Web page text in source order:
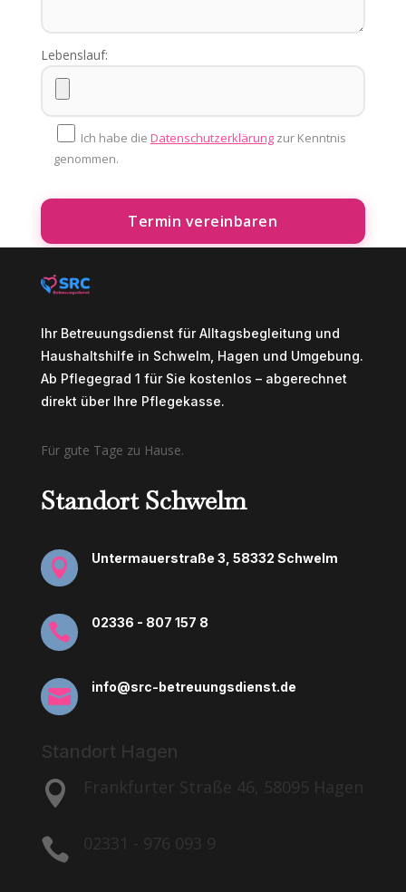
Lebenslauf:
Ich habe die Datenschutzerklärungzur Kenntnis
genommen.
Ihr Betreuungsdienst für Alltagsbegleitung und
Haushaltshilfe in Schwelm, Hagen und Umgebung.
Ab Pflegegrad 1 für Sie kostenlos – abgerechnet
direkt über Ihre Pflegekasse.
Für gute Tage zu Hause.
Standort Schwelm
 Untermauerstraße 3, 58332 Schwelm
 02336 - 807 157 8
 info@src-betreuungsdienst.de
Standort Hagen
 Frankfurter Straße 46, 58095 Hagen
 02331 - 976 093 9